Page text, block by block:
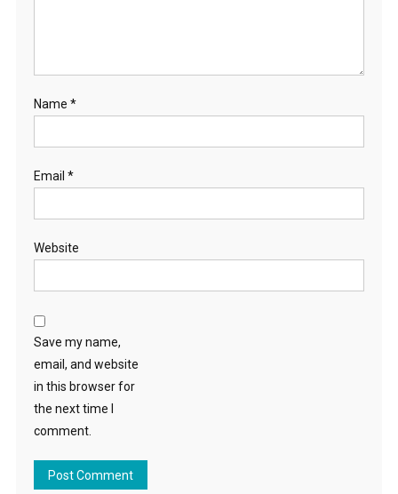
Name *
Email *
Website
Save my name,
email, and website
in this browser for
the next time I
comment.